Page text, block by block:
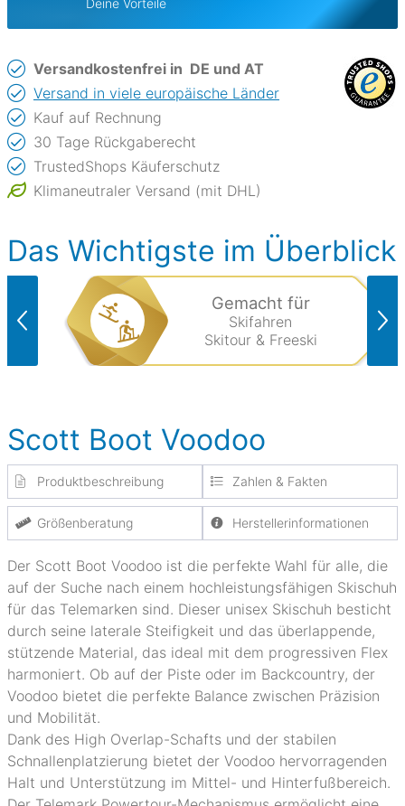
Deine Vorteile
Versandkostenfrei in DE und AT
Versand in viele europäische Länder
Kauf auf Rechnung
30 Tage Rückgaberecht
TrustedShops Käuferschutz
Klimaneutraler Versand (mit DHL)
Das Wichtigste im Überblick
Gemacht für
Skifahren
Skitour & Freeski
Scott Boot Voodoo
Produktbeschreibung Zahlen & Fakten
Größenberatung Herstellerinformationen
Der Scott Boot Voodoo ist die perfekte Wahl für alle, die
auf der Suche nach einem hochleistungsfähigen Skischuh
für das Telemarken sind. Dieser unisex Skischuh besticht
durch seine laterale Steifigkeit und das überlappende,
stützende Material, das ideal mit dem progressiven Flex
harmoniert. Ob auf der Piste oder im Backcountry, der
Voodoo bietet die perfekte Balance zwischen Präzision
und Mobilität.
Dank des High Overlap-Schafts und der stabilen
Schnallenplatzierung bietet der Voodoo hervorragenden
Halt und Unterstützung im Mittel- und Hinterfußbereich.